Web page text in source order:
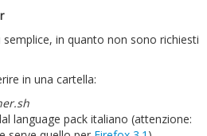
in quanto non sono richiesti
in una cartella:
language pack italiano (attenzione: